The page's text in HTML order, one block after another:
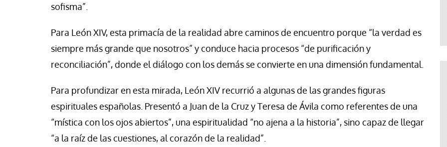
sofisma”.
Para León XIV, esta primacía de la realidad abre caminos de encuentro porque “la verdad es
siempre más grande que nosotros” y conduce hacia procesos “de purificación y
reconciliación”, donde el diálogo con los demás se convierte en una dimensión fundamental.
Para profundizar en esta mirada, León XIV recurrió a algunas de las grandes figuras
espirituales españolas. Presentó a Juan de la Cruz y Teresa de Ávila como referentes de una
“mística con los ojos abiertos”, una espiritualidad “no ajena a la historia”, sino capaz de llegar
“a la raíz de las cuestiones, al corazón de la realidad”.